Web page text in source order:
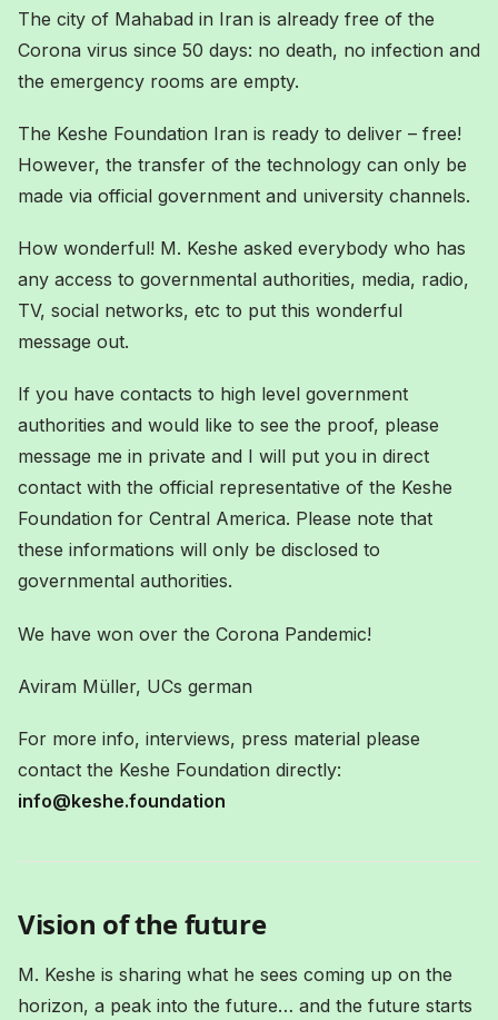
The city of Mahabad in Iran is already free of the
Corona virus since 50 days: no death, no infection and
the emergency rooms are empty.
The Keshe Foundation Iran is ready to deliver – free!
However, the transfer of the technology can only be
made via official government and university channels.
How wonderful! M. Keshe asked everybody who has
any access to governmental authorities, media, radio,
TV, social networks, etc to put this wonderful
message out.
If you have contacts to high level government
authorities and would like to see the proof, please
message me in private and I will put you in direct
contact with the official representative of the Keshe
Foundation for Central America. Please note that
these informations will only be disclosed to
governmental authorities.
We have won over the Corona Pandemic!
Aviram Müller, UCs german
For more info, interviews, press material please
contact the Keshe Foundation directly:
info@keshe.foundation
Vision of the future
M. Keshe is sharing what he sees coming up on the
horizon, a peak into the future… and the future starts